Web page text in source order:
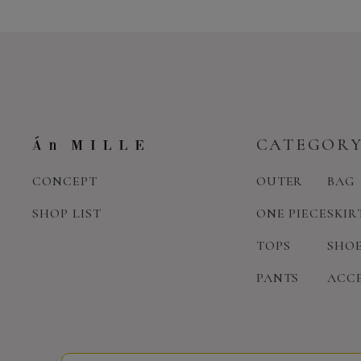
CONCEPT
SHOP LIST
OUTER
ONE PIECE
TOPS
PANTS
BAG